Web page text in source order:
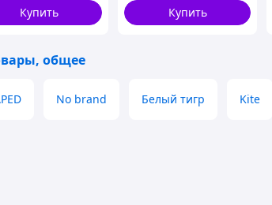
Купить
Купить
общее
No brand Белый тигр Kite